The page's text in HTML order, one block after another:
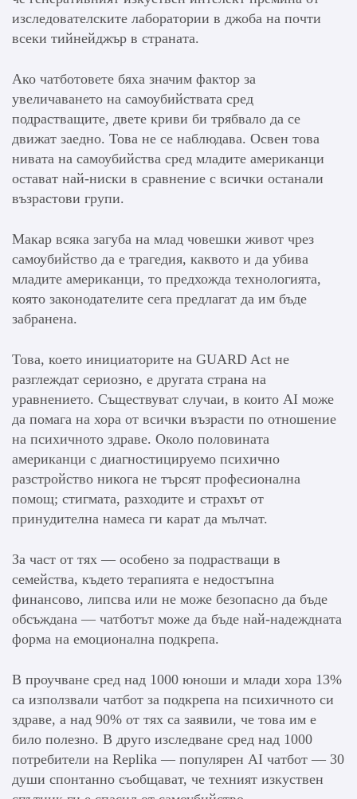
изследователските лаборатории в джоба на почти
всеки тийнейджър в страната.
Ако чатботовете бяха значим фактор за
увеличаването на самоубийствата сред
подрастващите, двете криви би трябвало да се
движат заедно. Това не се наблюдава. Освен това
нивата на самоубийства сред младите американци
остават най-ниски в сравнение с всички останали
възрастови групи.
Макар всяка загуба на млад човешки живот чрез
самоубийство да е трагедия, каквото и да убива
младите американци, то предхожда технологията,
която законодателите сега предлагат да им бъде
забранена.
Това, което инициаторите на GUARD Act не
разглеждат сериозно, е другата страна на
уравнението. Съществуват случаи, в които AI може
да помага на хора от всички възрасти по отношение
на психичното здраве. Около половината
американци с диагностицируемо психично
разстройство никога не търсят професионална
помощ; стигмата, разходите и страхът от
принудителна намеса ги карат да мълчат.
За част от тях — особено за подрастващи в
семейства, където терапията е недостъпна
финансово, липсва или не може безопасно да бъде
обсъждана — чатботът може да бъде най-надеждната
форма на емоционална подкрепа.
В проучване сред над 1000 юноши и млади хора 13%
са използвали чатбот за подкрепа на психичното си
здраве, а над 90% от тях са заявили, че това им е
било полезно. В друго изследване сред над 1000
потребители на Replika — популярен AI чатбот — 30
души спонтанно съобщават, че техният изкуствен